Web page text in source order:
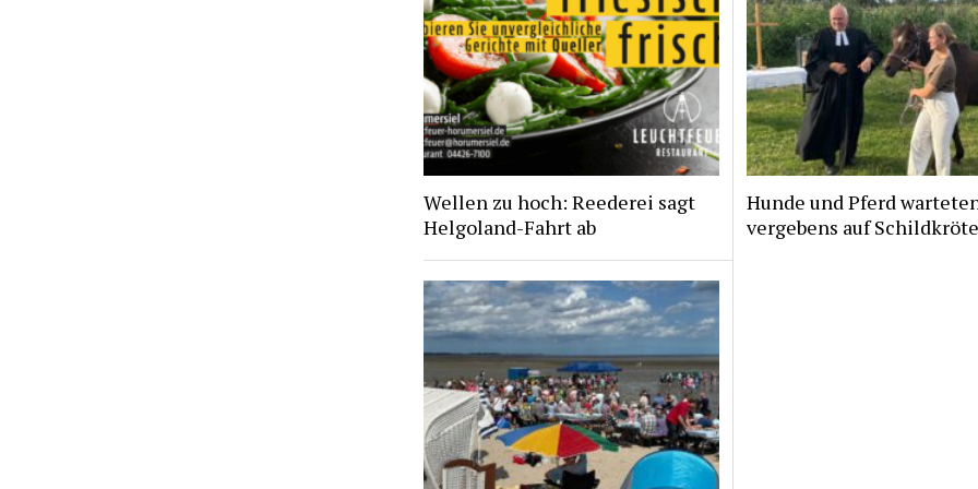
Wellen zu hoch: Reederei sagt
Helgoland-Fahrt ab
Hunde und Pferd
vergebens auf Schildkröte